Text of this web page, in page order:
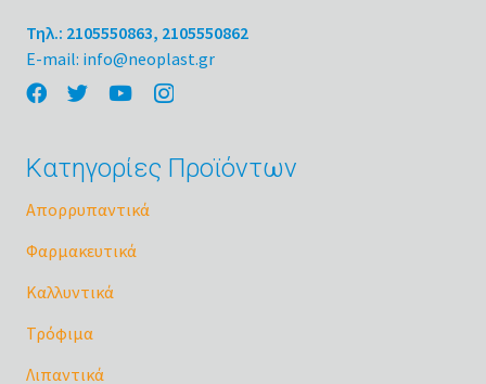
Τηλ.: 2105550863, 2105550862
E-mail: info@neoplast.gr
Κατηγορίες Προϊόντων
Απορρυπαντικά
Φαρμακευτικά
Καλλυντικά
Τρόφιμα
Λιπαντικά